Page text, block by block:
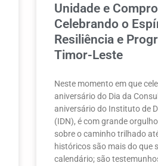
Unidade e
Celebrando o
Resiliência e
Timor-Leste
Neste momento em que
aniversário do Dia da
aniversário do Instituto de
(IDN), é com grande
sobre o caminho trilhado
históricos são mais do que
calendário; são